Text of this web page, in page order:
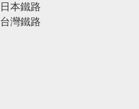
日本鐵路
台灣鐵路